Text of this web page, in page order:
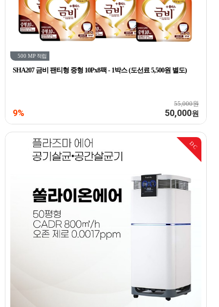
500 MP 적립
SHA207 금비 팬티형 중형 10Px8팩 - 1박스 (도선료 5,500원 별도)
55,000원
9% 50,000원
DC